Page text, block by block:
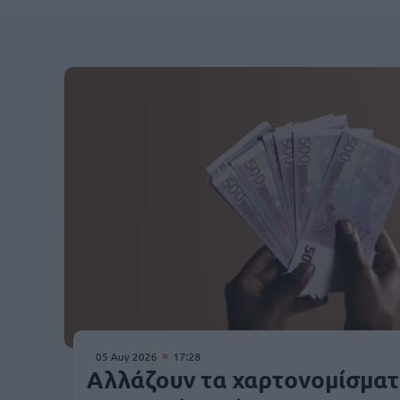
05 Αυγ 2026 17:28
Αλλάζουν τα